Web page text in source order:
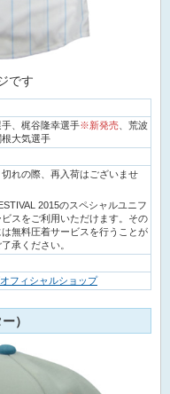
です
、梶谷隆幸選手※新発売 、荒波
大気選手
れの際、再入荷はございませ
2015のスペシャルユニフ
スをご利用いただけます。その
無料圧着サービスを行うことが
承ください。
フィシャルショップ
）